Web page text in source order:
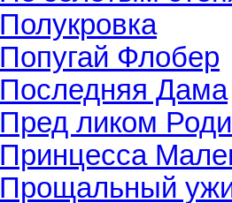
Полукровка
Попугай Флобер
Последняя Дама
Пред ликом
Принцесса
Прощальный